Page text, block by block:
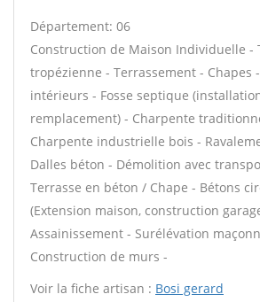
Département: 06
Construction de Maison Individuelle -
tropézienne - Terrassement - Chapes
intérieurs - Fosse septique
remplacement) - Charpente
Charpente industrielle bois -
Dalles béton - Démolition avec
Terrasse en béton / Chape - Bétons
(Extension maison, construction
Assainissement - Surélévation
Construction de murs -
Voir la fiche artisan : Bosi gerard